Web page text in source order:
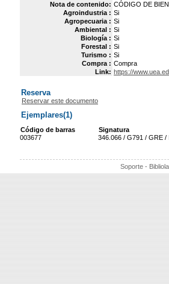
Nota de contenido: CÓDIGO DE
Agroindustria : Si
Agropecuaria : Si
Ambiental : Si
Biología : Si
Forestal : Si
Turismo : Si
Compra : Compra
Link: https://
Reserva
Reservar este documento
Ejemplares(1)
Código de barras
Signatura
003677
346.066 / G791 / GRE /
Soporte -